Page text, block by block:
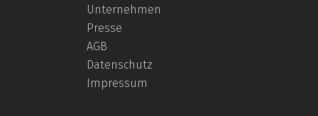
Unternehmen
Presse
AGB
Datenschutz
Impressum